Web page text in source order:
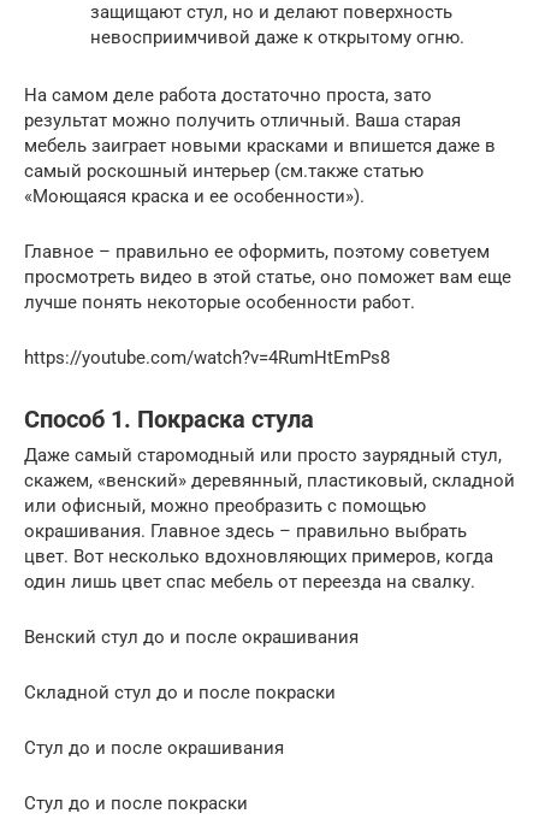
защищают стул, но и делают поверхность
невосприимчивой даже к открытому огню.
На самом деле работа достаточно проста, зато
результат можно получить отличный. Ваша старая
мебель заиграет новыми красками и впишется даже в
самый роскошный интерьер (см.также статью
«Моющаяся краска и ее особенности»).
Главное – правильно ее оформить, поэтому советуем
просмотреть видео в этой статье, оно поможет вам еще
лучше понять некоторые особенности работ.
https://youtube.com/watch?v=4RumHtEmPs8
Способ 1. Покраска стула
Даже самый старомодный или просто заурядный стул,
скажем, «венский» деревянный, пластиковый, складной
или офисный, можно преобразить с помощью
окрашивания. Главное здесь – правильно выбрать
цвет. Вот несколько вдохновляющих примеров, когда
один лишь цвет спас мебель от переезда на свалку.
Венский стул до и после окрашивания
Складной стул до и после покраски
Стул до и после окрашивания
Стул до и после покраски